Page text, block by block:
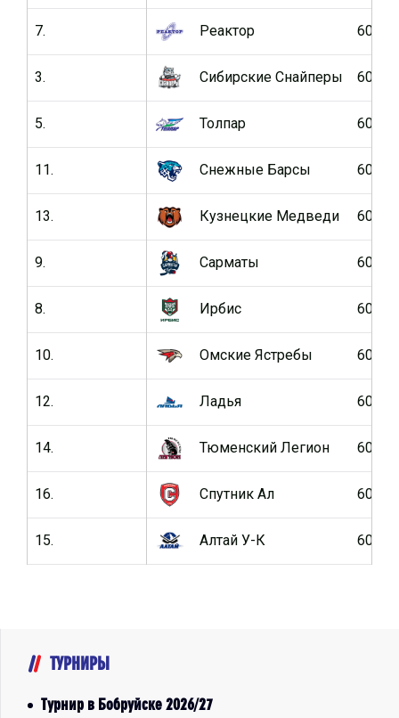
Реактор 60
Сибирские Cнайперы 60
Толпар 60
Снежные Барсы 60
Кузнецкие Медведи 60
Сарматы 60
Ирбис 60
Омские Ястребы 60
Ладья 60
Тюменский Легион 60
Спутник Ал 60
Алтай У-К 60
7.
3.
5.
11.
13.
9.
8.
10.
12.
14.
16.
15.
ТУРНИРЫ
Турнир в Бобруйске 2026/27